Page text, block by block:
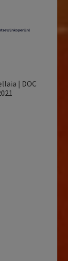
| DOC